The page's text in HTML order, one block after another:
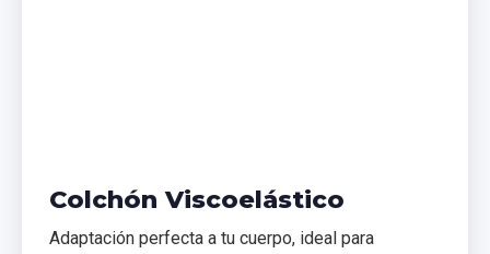
Colchón Viscoelástico
Adaptación perfecta a tu cuerpo, ideal para